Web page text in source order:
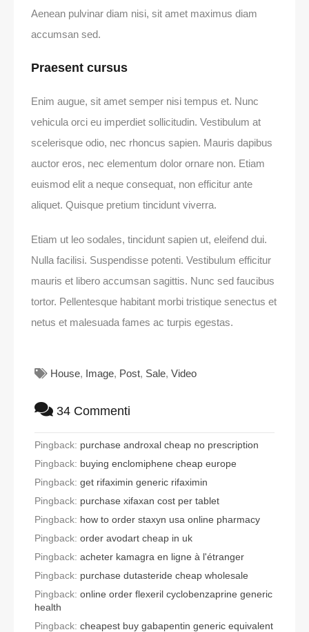
Aenean pulvinar diam nisi, sit amet maximus diam
accumsan sed.
Praesent cursus
Enim augue, sit amet semper nisi tempus et. Nunc
vehicula orci eu imperdiet sollicitudin. Vestibulum at
scelerisque odio, nec rhoncus sapien. Mauris dapibus
auctor eros, nec elementum dolor ornare non. Etiam
euismod elit a neque consequat, non efficitur ante
aliquet. Quisque pretium tincidunt viverra.
Etiam ut leo sodales, tincidunt sapien ut, eleifend dui.
Nulla facilisi. Suspendisse potenti. Vestibulum efficitur
mauris et libero accumsan sagittis. Nunc sed faucibus
tortor. Pellentesque habitant morbi tristique senectus et
netus et malesuada fames ac turpis egestas.
House, Image, Post, Sale, Video
34 Commenti
Pingback: purchase androxal cheap no prescription
Pingback: buying enclomiphene cheap europe
Pingback: get rifaximin generic rifaximin
Pingback: purchase xifaxan cost per tablet
Pingback: how to order staxyn usa online pharmacy
Pingback: order avodart cheap in uk
Pingback: acheter kamagra en ligne à l'étranger
Pingback: purchase dutasteride cheap wholesale
Pingback: online order flexeril cyclobenzaprine generic
health
Pingback: cheapest buy gabapentin generic equivalent